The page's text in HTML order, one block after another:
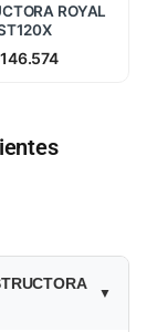
ROYAL
146.574